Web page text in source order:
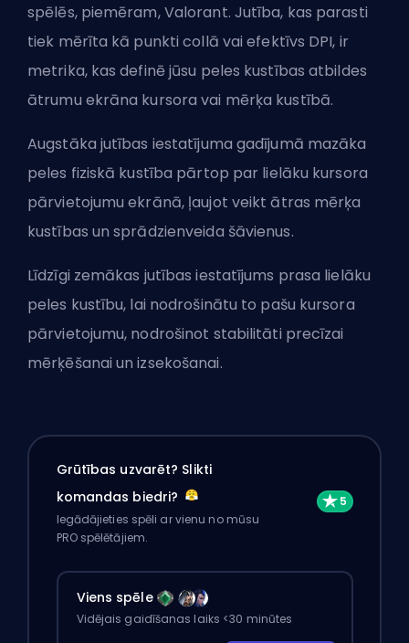
spēlēs, piemēram, Valorant. Jutība, kas parasti
tiek mērīta kā punkti collā vai efektīvs DPI, ir
metrika, kas definē jūsu peles kustības atbildes
ātrumu ekrāna kursora vai mērķa kustībā.
Augstāka jutības iestatījuma gadījumā mazāka
peles fiziskā kustība pārtop par lielāku kursora
pārvietojumu ekrānā, ļaujot veikt ātras mērķa
kustības un sprādzienveida šāvienus.
Līdzīgi zemākas jutības iestatījums prasa lielāku
peles kustību, lai nodrošinātu to pašu kursora
pārvietojumu, nodrošinot stabilitāti precīzai
mērķēšanai un izsekošanai.
Grūtības uzvarēt? Slikti
komandas biedri?
Iegādājieties spēli ar vienu no mūsu
PRO spēlētājiem.
Viens spēle
Vidējais gaidīšanas laiks <30 minūtes